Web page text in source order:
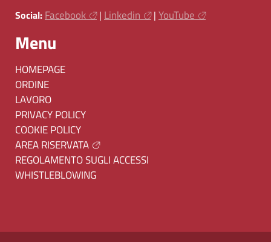
Social: Facebook | Linkedin | YouTube
Menu
HOMEPAGE
ORDINE
LAVORO
PRIVACY POLICY
COOKIE POLICY
AREA RISERVATA
REGOLAMENTO SUGLI ACCESSI
WHISTLEBLOWING